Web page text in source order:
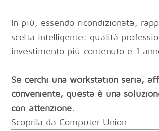
In più, essendo ricondizionata,
scelta intelligente: qualità
investimento più contenuto e 1
Se cerchi una workstation seria,
conveniente, questa è una
con attenzione.
Scoprila da Computer Union.